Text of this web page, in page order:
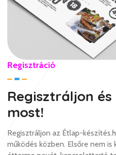
Regisztráció
Regisztráljon
most!
Regisztráljon az Étlap-
működés közben. Elsőre nem